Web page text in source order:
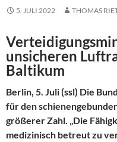
5. JULI 2022 THOMAS
unsicheren
Baltikum
Berlin, 5. Juli (ssl) Die
für den
größerer Zahl. „Die
medizinisch betreut zu